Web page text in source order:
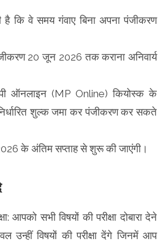
है कि वे समय गंवाए बिना अपना पंजीकरण
20 जून 2026 तक कराना अनिवार्य
ऑनलाइन (MP Online) कियोस्क के
शुल्क जमा कर पंजीकरण कर सकते
2026 के अंतिम सप्ताह से शुरू की जाएंगी।
आपको सभी विषयों की परीक्षा दोबारा देने
विषयों की परीक्षा देंगे जिनमें आप